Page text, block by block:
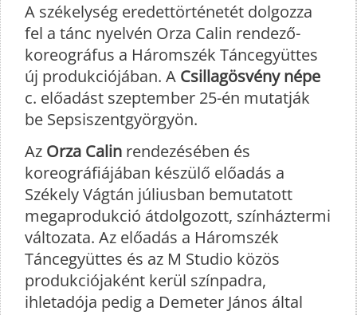
A székelység eredettörténetét dolgozza
fel a tánc nyelvén Orza Calin rendező-
koreográfus a Háromszék Táncegyüttes
új produkciójában. A Csillagösvény népe
c. előadást szeptember 25-én mutatják
be Sepsiszentgyörgyön.
Az Orza Calin rendezésében és
koreográfiájában készülő előadás a
Székely Vágtán júliusban bemutatott
megaprodukció átdolgozott, színháztermi
változata. Az előadás a Háromszék
Táncegyüttes és az M Studio közös
produkciójaként kerül színpadra,
ihletadója pedig a Demeter János által